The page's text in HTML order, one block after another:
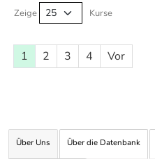
Zeige Kurse
1 2 3 4 Vor
Über Uns Über die Datenbank